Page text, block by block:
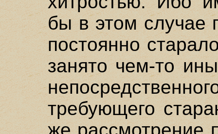
бы в этом случае
постоянно
занято чем-то
требующего